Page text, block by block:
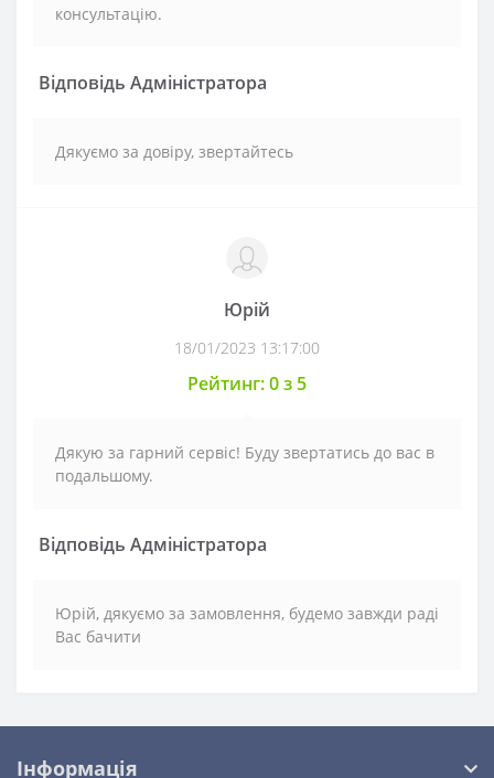
консультацію.
Відповідь Адміністратора
Дякуємо за довіру, звертайтесь
Юрій
18/01/2023 13:17:00
Рейтинг: 0 з 5
Дякую за гарний сервіс! Буду звертатись до вас в
подальшому.
Відповідь Адміністратора
Юрій, дякуємо за замовлення, будемо завжди раді
Вас бачити
Інформація